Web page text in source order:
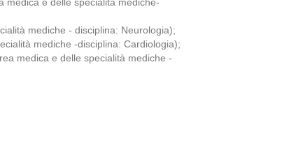
mediche - disciplina: Neurologia);
mediche -disciplina: Cardiologia);
medica e delle specialità mediche -